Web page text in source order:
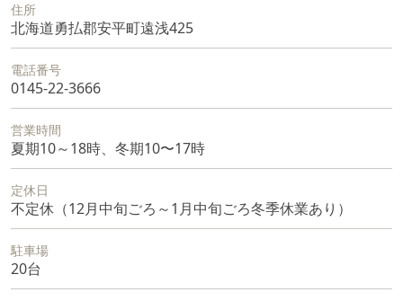
住所
北海道勇払郡安平町遠浅425
電話番号
0145-22-3666
営業時間
夏期10～18時、冬期10〜17時
定休日
不定休（12月中旬ごろ～1月中旬ごろ冬季休業あり）
駐車場
20台